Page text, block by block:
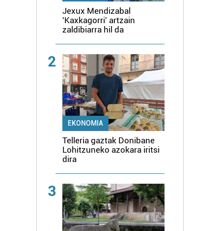
Jexux Mendizabal
'Kaxkagorri' artzain
zaldibiarra hil da
2
EKONOMIA
Telleria gaztak Donibane
Lohitzuneko azokara iritsi
dira
3